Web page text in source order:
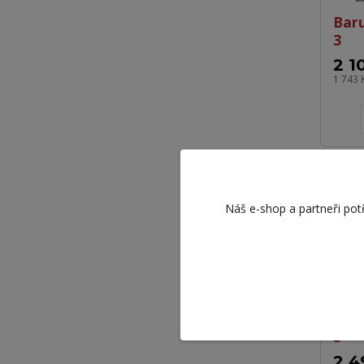
3
2
1 743
3
Náš e-shop a partneři